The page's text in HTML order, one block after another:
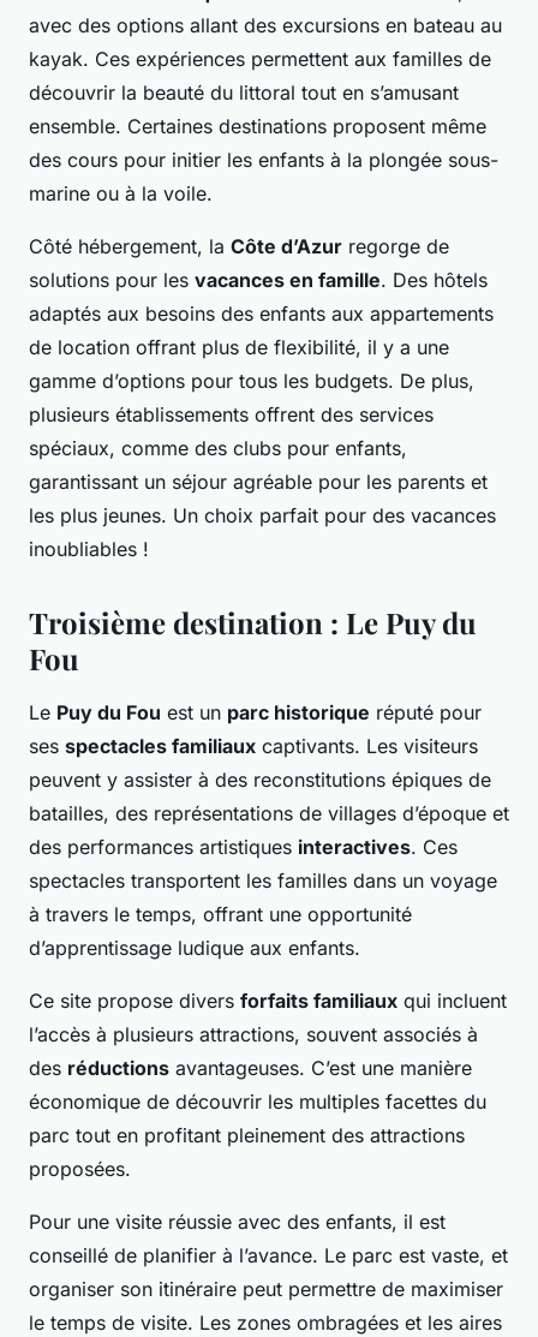
avec des options allant des excursions en bateau au
kayak. Ces expériences permettent aux familles de
découvrir la beauté du littoral tout en s’amusant
ensemble. Certaines destinations proposent même
des cours pour initier les enfants à la plongée sous-
marine ou à la voile.
Côté hébergement, la Côte d’Azur regorge de
solutions pour les vacances en famille. Des hôtels
adaptés aux besoins des enfants aux appartements
de location offrant plus de flexibilité, il y a une
gamme d’options pour tous les budgets. De plus,
plusieurs établissements offrent des services
spéciaux, comme des clubs pour enfants,
garantissant un séjour agréable pour les parents et
les plus jeunes. Un choix parfait pour des vacances
inoubliables !
Troisième destination : Le Puy du
Fou
Le Puy du Fou est un parc historique réputé pour
ses spectacles familiaux captivants. Les visiteurs
peuvent y assister à des reconstitutions épiques de
batailles, des représentations de villages d’époque et
des performances artistiques interactives. Ces
spectacles transportent les familles dans un voyage
à travers le temps, offrant une opportunité
d’apprentissage ludique aux enfants.
Ce site propose divers forfaits familiaux qui incluent
l’accès à plusieurs attractions, souvent associés à
des réductions avantageuses. C’est une manière
économique de découvrir les multiples facettes du
parc tout en profitant pleinement des attractions
proposées.
Pour une visite réussie avec des enfants, il est
conseillé de planifier à l’avance. Le parc est vaste, et
organiser son itinéraire peut permettre de maximiser
le temps de visite. Les zones ombragées et les aires